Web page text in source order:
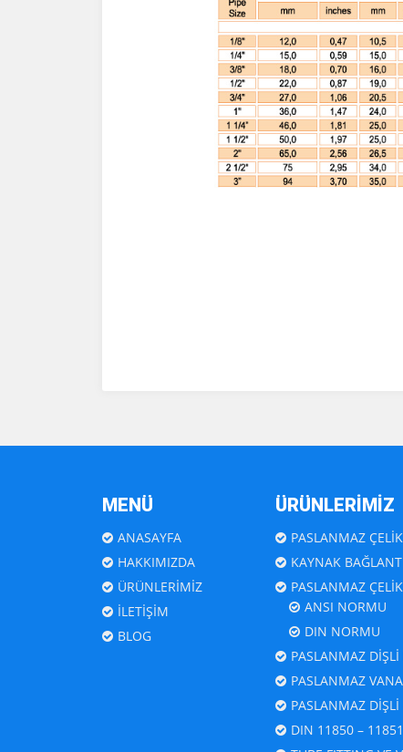
MENÜ
ANASAYFA
HAKKIMIZDA
ÜRÜNLERİMİZ
İLETİŞİM
BLOG
ÜRÜNLERİMİZ
PASLANMAZ
KAYNAK
PASLANMAZ
ANSI NORMU
DIN NORMU
PASLANMAZ
PASLANMAZ
PASLANMAZ
DIN 11850 –